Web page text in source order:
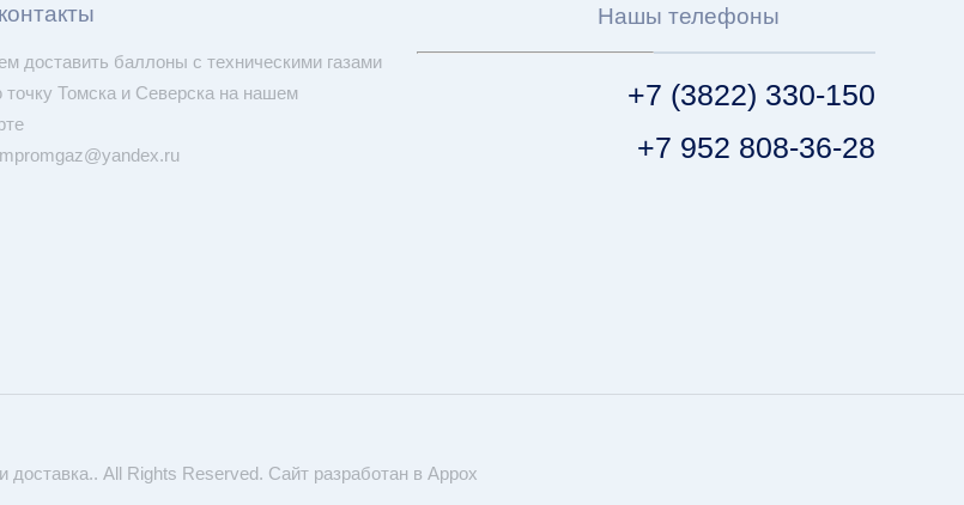
доставить баллоны с техническими газами
Томска и Северска на нашем
Нашы телефоны
+7 (3822) 330-150
+7 952 808-36-28
доставка.. All Rights Reserved. Сайт разработан в Appox